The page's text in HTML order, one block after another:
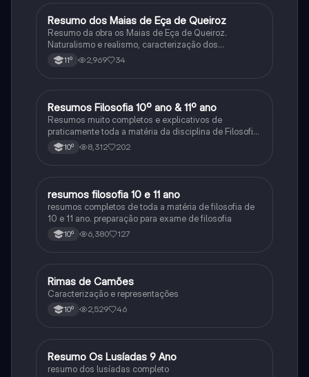
Português
Resumo dos Maias de Eça de Queiroz
Resumo da obra os Maias de Eça de Queiroz.
Naturalismo e realismo, caracterização dos
personagens e contexto histórico.
11º 2,969 34
Filosofia
Resumos Filosofia 10º ano & 11º ano
Resumos muito completos e explicativos de
praticamente toda a matéria da disciplina de Filosofia
10º 8,312 202
Filosofia
resumos filosofia 10 e 11 ano
resumos completos de toda a matéria de filosofia de
10 e 11 ano. preparação para exame de filosofia
10º 6,380 127
Português
Rimas de Camões
Caracterização e representações
10º 2,529 46
Português
Resumo Os Lusíadas 9 Ano
resumo dos lusíadas completo